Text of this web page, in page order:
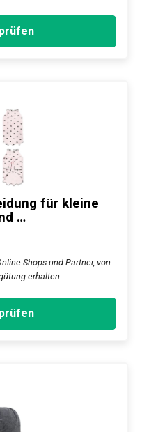
für kleine
…
Shops und Partner, von
erhalten.